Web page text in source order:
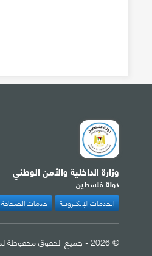
وزارة الداخلية والأمن الوطني
دولة فلسطين
الخدمات الإلكترونية خدمات الصحافة
© 2026 - جميع الحقوق محفوظة لموقع وزارة الداخلية، فلسطين، قطاع غزة